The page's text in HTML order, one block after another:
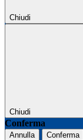
Chiudi
Chiudi
Conferma
Annulla Conferma